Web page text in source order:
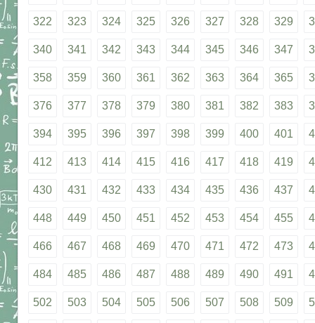
322 323 324 325 326 327 328 329
340 341 342 343 344 345 346 347
358 359 360 361 362 363 364 365
376 377 378 379 380 381 382 383
394 395 396 397 398 399 400 401
412 413 414 415 416 417 418 419
430 431 432 433 434 435 436 437
448 449 450 451 452 453 454 455
466 467 468 469 470 471 472 473
484 485 486 487 488 489 490 491
502 503 504 505 506 507 508 509